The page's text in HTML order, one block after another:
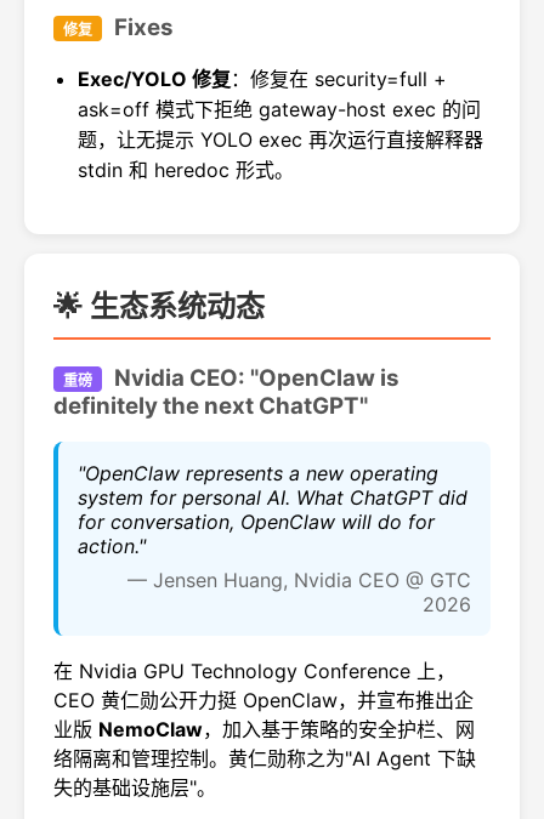
修复 Fixes
Exec/YOLO 修复 ：修复在 security=full +
ask=off 模式下拒绝 gateway-host exec 的问
题，让无提示 YOLO exec 再次运行直接解释器
stdin 和 heredoc 形式。
🌟 生态系统动态
重磅
Nvidia CEO: "OpenClaw is
definitely the next ChatGPT"
"OpenClaw represents a new operating
system for personal AI. What ChatGPT did
for conversation, OpenClaw will do for
action."
— Jensen Huang, Nvidia CEO @ GTC
2026
在 Nvidia GPU Technology Conference 上，
CEO 黄仁勋公开力挺 OpenClaw，并宣布推出企
业版 NemoClaw，加入基于策略的安全护栏、网
络隔离和管理控制。黄仁勋称之为"AI Agent 下缺
失的基础设施层"。